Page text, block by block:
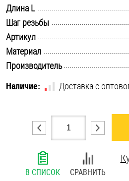
Стопорные кольца
Такелаж
Хомуты
Шайбы
Шпильки
Шплинты
Штифты и пальцы
Длина L
Шаг резьбы
Артикул
Материал
Производитель
Наличие:
Доставка с
В СПИСОК СРАВНИТЬ